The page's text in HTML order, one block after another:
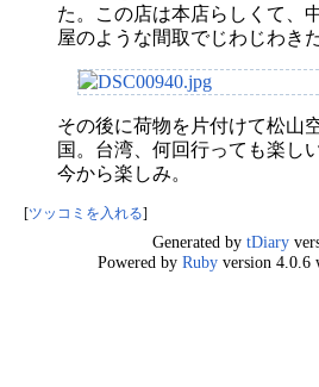
た。この店は本店らしくて、
屋のような間取でじわじわきた
その後に荷物を片付けて松山
国。台湾、何回行っても楽し
今から楽しみ。
[ツッコミを入れる]
Generated by tDiary
Powered by Ruby version 4.0.6